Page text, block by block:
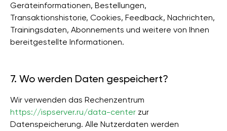
Geräteinformationen, Bestellungen,
Transaktionshistorie, Cookies, Feedback, Nachrichten,
Trainingsdaten, Abonnements und weitere von Ihnen
bereitgestellte Informationen.
7. Wo werden Daten gespeichert?
Wir verwenden das Rechenzentrum
https://ispserver.ru/data-center zur
Datenspeicherung. Alle Nutzerdaten werden